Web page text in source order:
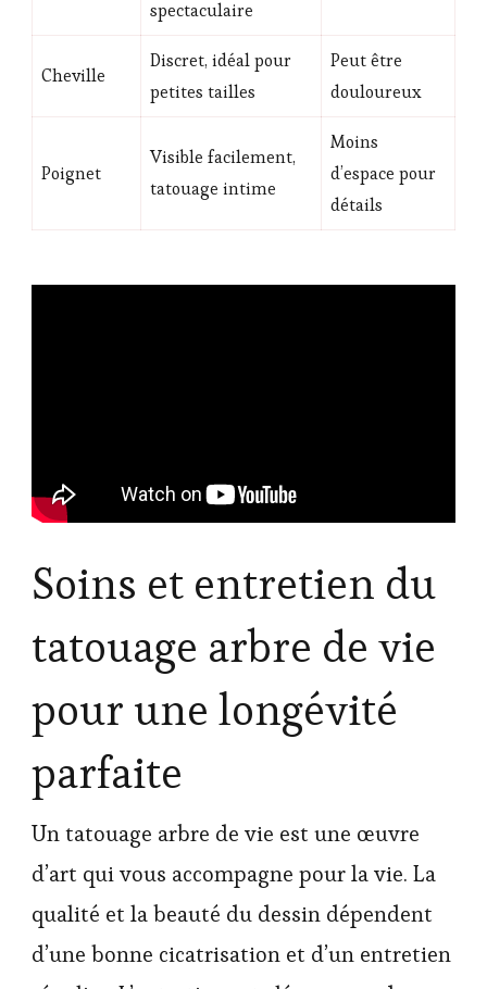
spectaculaire
Cheville
Discret, idéal pour
petites tailles
Peut être
douloureux
Poignet
Visible facilement,
tatouage intime
Moins
d’espace pour
détails
Soins et entretien du
tatouage arbre de vie
pour une longévité
parfaite
Un tatouage arbre de vie est une œuvre
d’art qui vous accompagne pour la vie. La
qualité et la beauté du dessin dépendent
d’une bonne cicatrisation et d’un entretien